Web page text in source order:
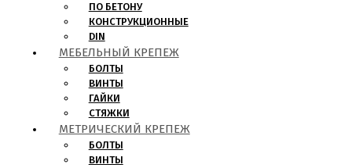
ПО БЕТОНУ
КОНСТРУКЦИОННЫЕ
DIN
МЕБЕЛЬНЫЙ КРЕПЕЖ
БОЛТЫ
ВИНТЫ
ГАЙКИ
СТЯЖКИ
МЕТРИЧЕСКИЙ КРЕПЕЖ
БОЛТЫ
ВИНТЫ